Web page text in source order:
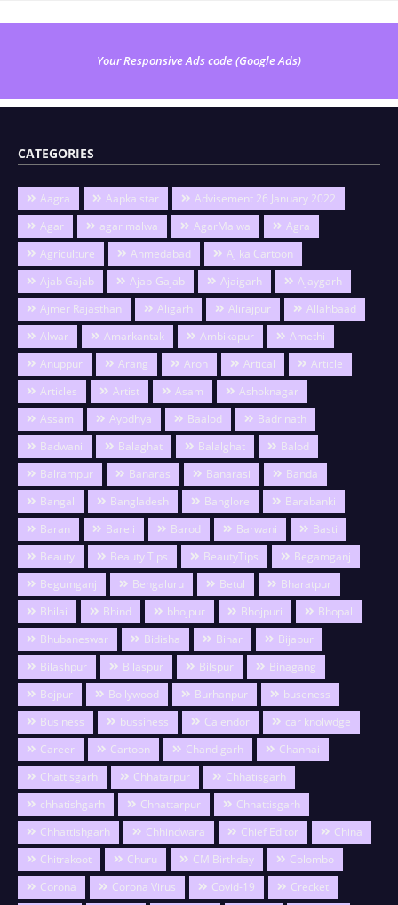
Your Responsive Ads code (Google Ads)
CATEGORIES
Aagra Aapka star
Advisement 26 January 2022
Agar
agar malwa AgarMalwa
Agra
Agriculture
Ahmedabad
Aj ka Cartoon
Ajab Gajab
Ajab-Gajab Ajaigarh
Ajaygarh
Ajmer Rajasthan
Aligarh Alirajpur
Allahbaad
Alwar
Amarkantak Ambikapur
Amethi
Anuppur
Arang Aron Artical
Article
Articles
Artist Asam
Ashoknagar
Assam
Ayodhya Baalod
Badrinath
Badwani
Balaghat Balalghat
Balod
Balrampur
Banaras Banarasi
Banda
Bangal
Bangladesh Banglore
Barabanki
Baran
Bareli Barod Barwani
Basti
Beauty
Beauty Tips BeautyTips
Begamganj
Begumganj
Bengaluru Betul
Bharatpur
Bhilai
Bhind bhojpur Bhojpuri
Bhopal
Bhubaneswar
Bidisha Bihar
Bijapur
Bilashpur
Bilaspur Bilspur
Binagang
Bojpur
Bollywood Burhanpur
buseness
Business
bussiness Calendor
car knolwdge
Career
Cartoon Chandigarh
Channai
Chattisgarh
Chhatarpur
Chhatisgarh
chhatishgarh
Chhattarpur
Chhattisgarh
Chhattishgarh
Chhindwara Chief Editor
China
Chitrakoot
Churu CM Birthday
Colombo
Corona
Corona Virus Covid-19
Crecket